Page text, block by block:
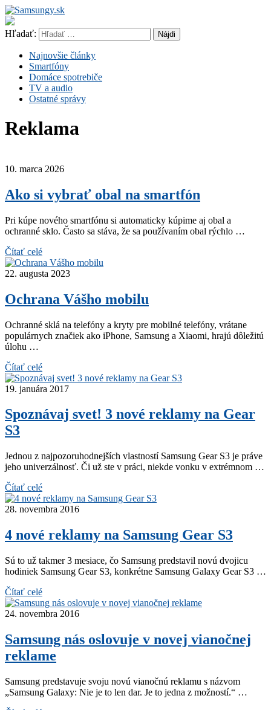
Hľadať:
Najnovšie články
Smartfóny
Domáce spotrebiče
TV a audio
Ostatné správy
Reklama
10. marca 2026
Ako si vybrať obal na smartfón
Pri kúpe nového smartfónu si automaticky kúpime aj obal a
ochranné sklo. Často sa stáva, že sa používaním obal rýchlo …
Čítať celé
22. augusta 2023
Ochrana Vášho mobilu
Ochranné sklá na telefóny a kryty pre mobilné telefóny, vrátane
populárnych značiek ako iPhone, Samsung a Xiaomi, hrajú dôležitú
úlohu …
Čítať celé
19. januára 2017
Spoznávaj svet! 3 nové reklamy na Gear
S3
Jednou z najpozoruhodnejších vlastností Samsung Gear S3 je práve
jeho univerzálnosť. Či už ste v práci, niekde vonku v extrémnom …
Čítať celé
28. novembra 2016
4 nové reklamy na Samsung Gear S3
Sú to už takmer 3 mesiace, čo Samsung predstavil novú dvojicu
hodiniek Samsung Gear S3, konkrétne Samsung Galaxy Gear S3 …
Čítať celé
24. novembra 2016
Samsung nás oslovuje v novej vianočnej
reklame
Samsung predstavuje svoju novú vianočnú reklamu s názvom
„Samsung Galaxy: Nie je to len dar. Je to jedna z možností.“ …